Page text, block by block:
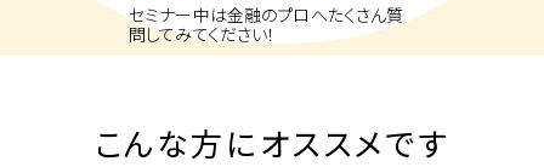
セミナー中は金融のプロへたくさん質
問してみてください！
こんな方にオススメです